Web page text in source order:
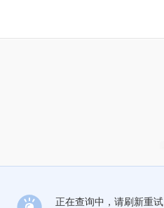
正在查询中，请刷新重试